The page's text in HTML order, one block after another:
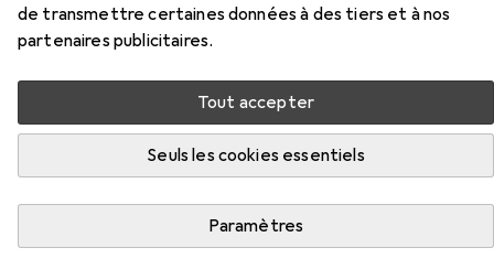
de transmettre certaines données à des tiers et à nos
partenaires publicitaires.
Tout accepter
Seuls les cookies essentiels
Paramètres
Pistolet à air chaud
Bosch ProfessionalGHG 18V-50